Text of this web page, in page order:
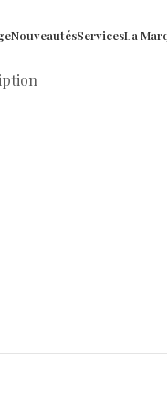
NouveautésServicesLa